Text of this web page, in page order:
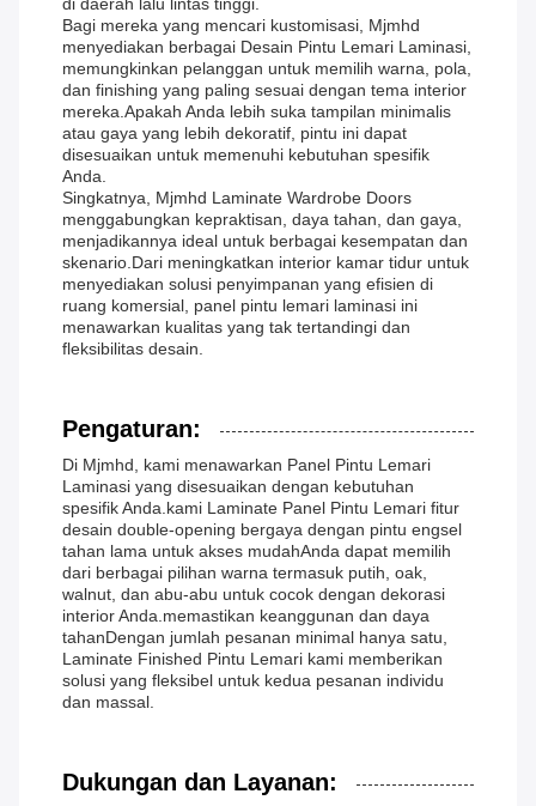
Bagi mereka yang mencari kustomisasi, Mjmhd
menyediakan berbagai Desain Pintu Lemari Laminasi,
memungkinkan pelanggan untuk memilih warna, pola,
dan finishing yang paling sesuai dengan tema interior
mereka.Apakah Anda lebih suka tampilan minimalis
atau gaya yang lebih dekoratif, pintu ini dapat
disesuaikan untuk memenuhi kebutuhan spesifik
Anda.
Singkatnya, Mjmhd Laminate Wardrobe Doors
menggabungkan kepraktisan, daya tahan, dan gaya,
menjadikannya ideal untuk berbagai kesempatan dan
skenario.Dari meningkatkan interior kamar tidur untuk
menyediakan solusi penyimpanan yang efisien di
ruang komersial, panel pintu lemari laminasi ini
menawarkan kualitas yang tak tertandingi dan
fleksibilitas desain.
Pengaturan:
Di Mjmhd, kami menawarkan Panel Pintu Lemari
Laminasi yang disesuaikan dengan kebutuhan
spesifik Anda.kami Laminate Panel Pintu Lemari fitur
desain double-opening bergaya dengan pintu engsel
tahan lama untuk akses mudahAnda dapat memilih
dari berbagai pilihan warna termasuk putih, oak,
walnut, dan abu-abu untuk cocok dengan dekorasi
interior Anda.memastikan keanggunan dan daya
tahanDengan jumlah pesanan minimal hanya satu,
Laminate Finished Pintu Lemari kami memberikan
solusi yang fleksibel untuk kedua pesanan individu
dan massal.
Dukungan dan Layanan: